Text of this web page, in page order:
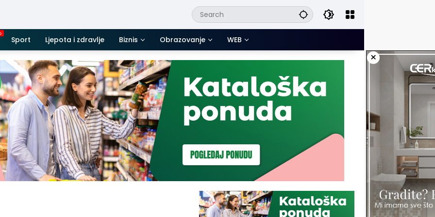
Sport Ljepota i zdravlje Biznis Obrazovanje WEB
×